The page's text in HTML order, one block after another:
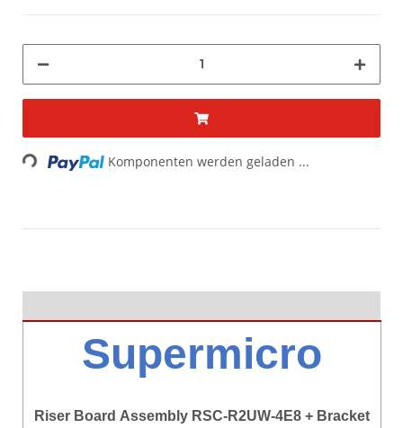
Loading... Komponenten werden geladen ...
Supermicro
Riser Board Assembly RSC-R2UW-4E8 + Bracket